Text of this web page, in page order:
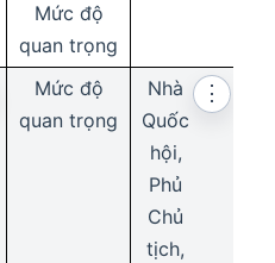
Mức độ
quan trọng
Mức độ
quan trọng
Nhà
Quốc
hội,
Phủ
Chủ
tịch,
⋮